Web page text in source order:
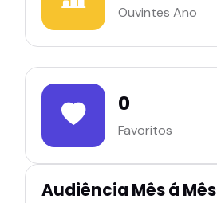
Ouvintes Ano
0
Favoritos
Audiência Mês á Mês